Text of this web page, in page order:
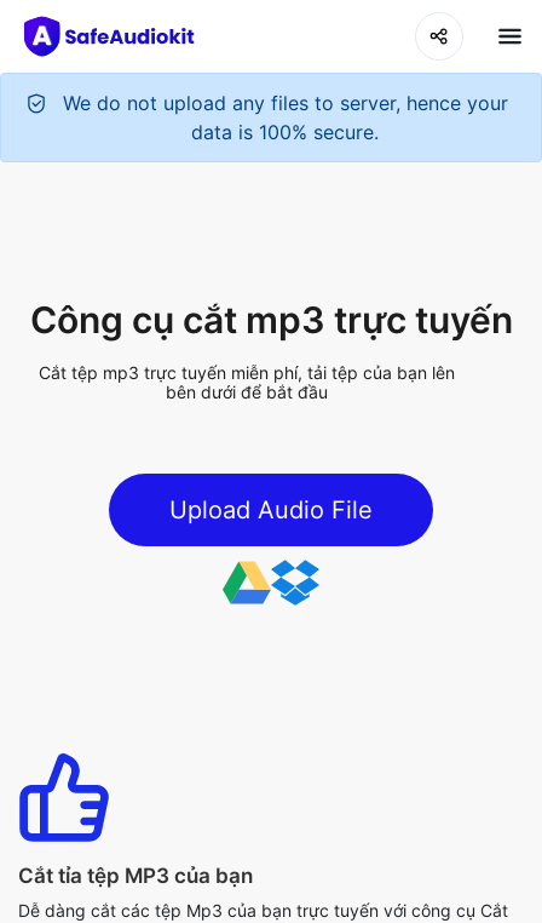
We do not upload any files to server, hence your
data is 100% secure.
Upload Audio File
Cắt tỉa tệp MP3 của bạn
Dễ dàng cắt các tệp Mp3 của bạn trực tuyến với công cụ Cắt
MP3 thân thiện với người dùng của chúng tôi theo sở thích của
dàng, loại bỏ các phần không mong muốn hoặc tạo các clip âm
thanh được cá nhân hóa. Trải nghiệm sự tiện lợi của giao diện